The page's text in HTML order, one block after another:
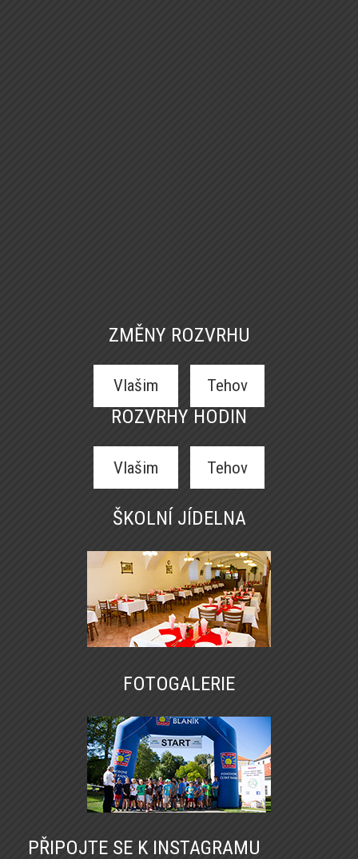
ZMĚNY ROZVRHU
Vlašim Tehov
ROZVRHY HODIN
Vlašim Tehov
ŠKOLNÍ JÍDELNA
FOTOGALERIE
PŘIPOJTE SE K INSTAGRAMU